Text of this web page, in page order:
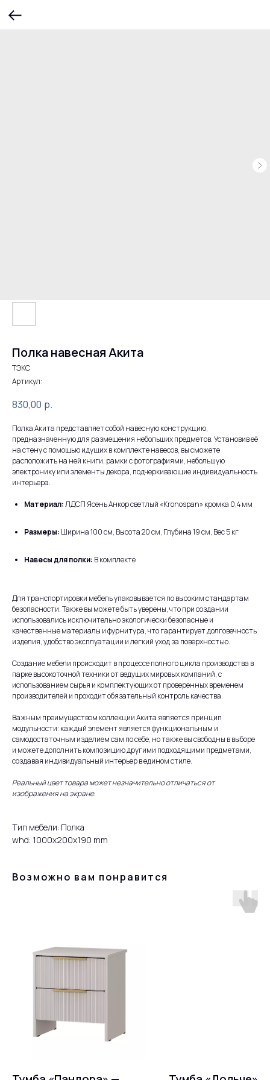
Полка навесная Акита
ТЭКС
Артикул:
830,00 р.
Полка Акита представляет собой навесную конструкцию,
предназначенную для размещения небольших предметов. Установив её
на стену с помощью идущих в комплекте навесов, вы сможете
расположить на ней книги, рамки с фотографиями, небольшую
электронику или элементы декора, подчеркивающие индивидуальность
интерьера.
Материал:ЛДСП Ясень Анкор светлый «Kronospan» кромка 0,4 мм
Размеры: Ширина 100 см, Высота 20 см, Глубина 19 см, Вес 5 кг
Навесы для полки: В комплекте
Для транспортировки мебель упаковывается по высоким стандартам
безопасности. Также вы можете быть уверены, что при создании
использовались исключительно экологически безопасные и
качественные материалы и фурнитура, что гарантирует долговечность
изделия, удобство эксплуатации и легкий уход за поверхностью.
Создание мебели происходит в процессе полного цикла производства в
парке высокоточной техники от ведущих мировых компаний, с
использованием сырья и комплектующих от проверенных временем
производителей и проходит обязательный контроль качества.
Важным преимуществом коллекции Акита является принцип
модульности: каждый элемент является функциональным и
самодостаточным изделием сам по себе, но также вы свободны в выборе
и можете дополнить композицию другими подходящими предметами,
создавая индивидуальный интерьер в едином стиле.
Реальный цвет товара может незначительно отличаться от
изображения на экране.
Тип мебели: Полка
whd: 1000x200x190 mm
Возможно вам понравится